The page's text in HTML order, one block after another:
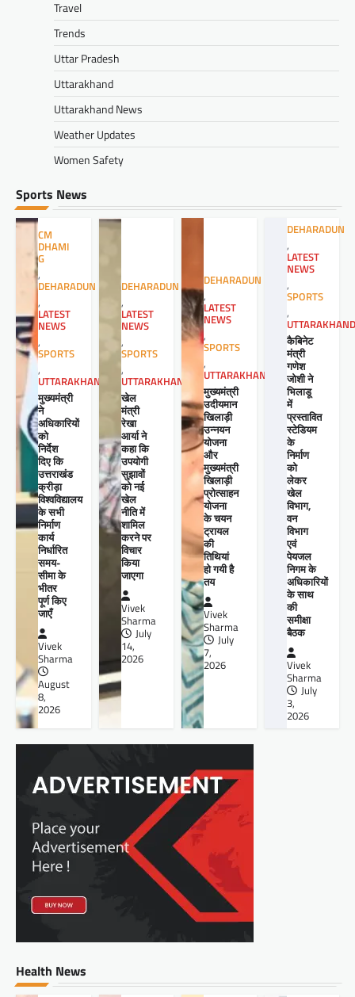
Travel
Trends
Uttar Pradesh
Uttarakhand
Uttarakhand News
Weather Updates
Women Safety
Sports News
CM
DHAMI
G
,
DEHARADUN
,
LATEST
NEWS
,
SPORTS
,
UTTARAKHAND
मुख्यमंत्री
ने
अधिकारियों
को
निर्देश
दिए कि
उत्तराखंड
क्रीड़ा
विश्वविद्यालय
के सभी
निर्माण
कार्य
निर्धारित
समय-
सीमा के
भीतर
पूर्ण किए
जाएँ
Vivek
Sharma
August
8,
2026
DEHARADUN
,
LATEST
NEWS
,
SPORTS
,
UTTARAKHAND
खेल
मंत्री
रेखा
आर्या ने
कहा कि
उपयोगी
सुझावों
को नई
खेल
नीति में
शामिल
करने पर
विचार
किया
जाएगा
Vivek
Sharma
July
14,
2026
DEHARADUN
,
LATEST
NEWS
,
SPORTS
,
UTTARAKHAND
मुख्यमंत्री
उदीयमान
खिलाड़ी
उन्नयन
योजना
और
मुख्यमंत्री
खिलाड़ी
प्रोत्साहन
योजना
के चयन
ट्रायल
की
तिथियां
हो गयी है
तय
Vivek
Sharma
July
7,
2026
DEHARADUN
,
LATEST
NEWS
,
SPORTS
,
UTTARAKHAND
कैबिनेट
मंत्री
गणेश
जोशी ने
भिलाडू
में
प्रस्तावित
स्टेडियम
के
निर्माण
को
लेकर
खेल
विभाग,
वन
विभाग
एवं
पेयजल
निगम के
अधिकारियों
के साथ
की
समीक्षा
बैठक
Vivek
Sharma
July
3,
2026
Health News